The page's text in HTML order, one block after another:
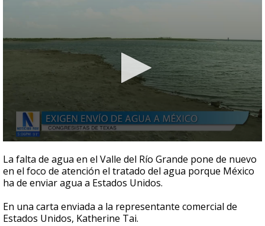
seconds
of
47
seconds
La falta de agua en el Valle del Río Grande pone de nuevo
en el foco de atención el tratado del agua porque México
ha de enviar agua a Estados Unidos.
En una carta enviada a la representante comercial de
Estados Unidos, Katherine Tai.